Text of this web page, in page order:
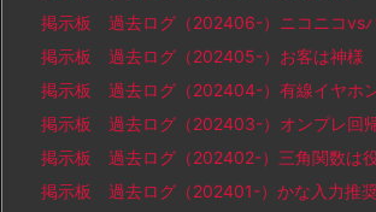
掲示板 過去ログ（202406-）ニコニコvs
掲示板 過去ログ（202405-）お客は神様
掲示板 過去ログ（202404-）有線イヤホ
掲示板 過去ログ（202403-）オンプレ回
掲示板 過去ログ（202402-）三角関数は
掲示板 過去ログ（202401-）かな入力推